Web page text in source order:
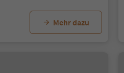
Mehr dazu